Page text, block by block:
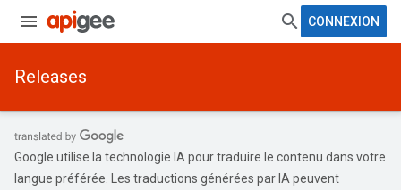
CONNEXION
Releases
Google utilise la technologie IA pour traduire le contenu dans votre
langue préférée. Les traductions générées par IA peuvent